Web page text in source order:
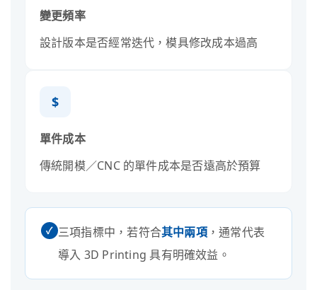
變更頻率
設計版本是否經常迭代，模具修改成本過高
$
單件成本
傳統開模／CNC 的單件成本是否遠高於預算
✓ 三項指標中，若符合其中兩項，通常代表
導入 3D Printing 具有明確效益。